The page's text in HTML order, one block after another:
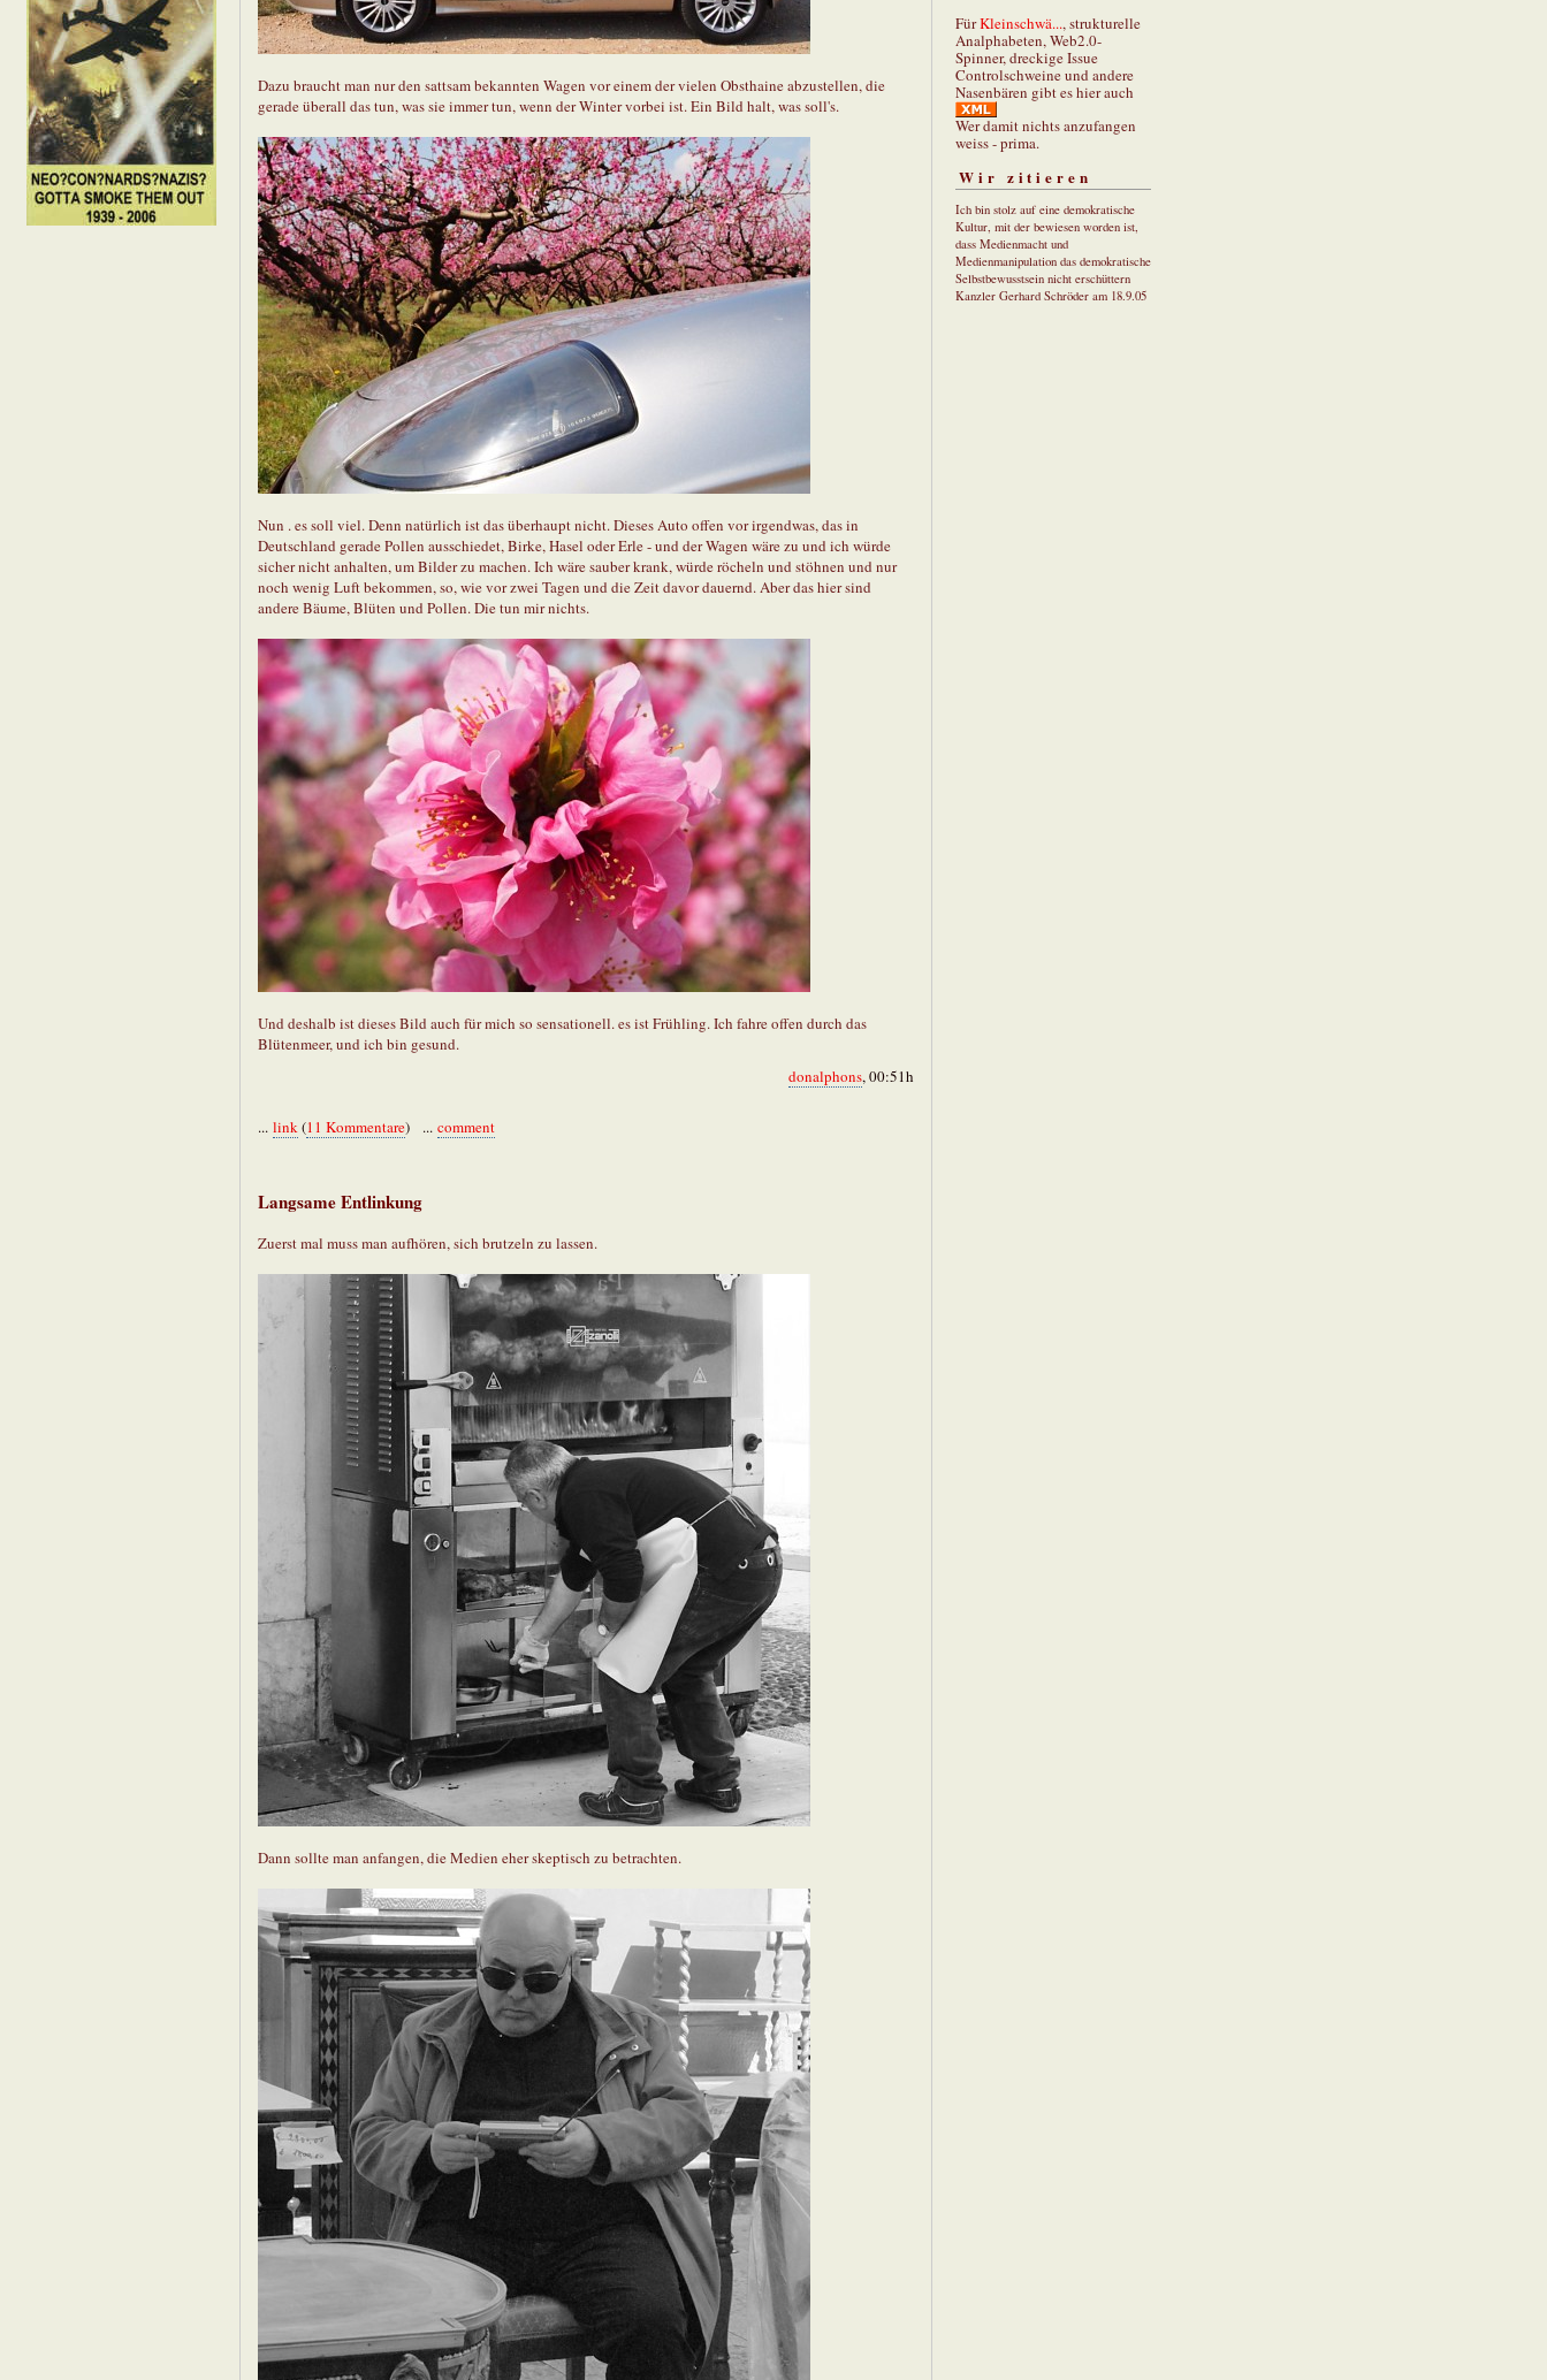
Dazu braucht man nur den sattsam bekannten Wagen vor einem der vielen Obsthaine abzustellen, die
gerade überall das tun, was sie immer tun, wenn der Winter vorbei ist. Ein Bild halt, was soll's.
Nun . es soll viel. Denn natürlich ist das überhaupt nicht. Dieses Auto offen vor irgendwas, das in
Deutschland gerade Pollen ausschiedet, Birke, Hasel oder Erle - und der Wagen wäre zu und ich würde
sicher nicht anhalten, um Bilder zu machen. Ich wäre sauber krank, würde röcheln und stöhnen und nur
noch wenig Luft bekommen, so, wie vor zwei Tagen und die Zeit davor dauernd. Aber das hier sind
andere Bäume, Blüten und Pollen. Die tun mir nichts.
Und deshalb ist dieses Bild auch für mich so sensationell. es ist Frühling. Ich fahre offen durch das
Blütenmeer, und ich bin gesund.
donalphons, 00:51h
... link(11 Kommentare) ... comment
Langsame Entlinkung
Zuerst mal muss man aufhören, sich brutzeln zu lassen.
Dann sollte man anfangen, die Medien eher skeptisch zu betrachten.
FürKleinschwä..., strukturelle
Analphabeten, Web2.0-
Spinner, dreckige Issue
Controlschweine und andere
Nasenbären gibt es hier auch
Wer damit nichts anzufangen
weiss - prima.
Wir zitieren
Ich bin stolz auf eine demokratische
Kultur, mit der bewiesen worden ist,
dass Medienmacht und
Medienmanipulation das demokratische
Selbstbewusstsein nicht erschüttern
Kanzler Gerhard Schröder am 18.9.05